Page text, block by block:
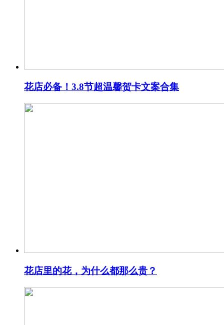
花店必备！3.8节超温馨贺卡文案合集
花店里的花，为什么都那么贵？